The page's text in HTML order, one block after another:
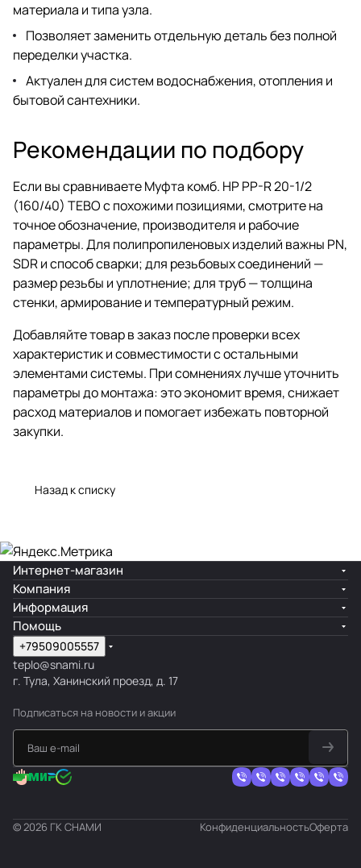
материала и типа узла.
Позволяет заменить отдельную деталь без полной
переделки участка.
Актуален для систем водоснабжения, отопления и
бытовой сантехники.
Рекомендации по подбору
Если вы сравниваете Муфта комб. НР PP-R 20-1/2
(160/40) TEBO с похожими позициями, смотрите на
точное обозначение, производителя и рабочие
параметры. Для полипропиленовых изделий важны PN,
SDR и способ сварки; для резьбовых соединений —
размер резьбы и уплотнение; для труб — толщина
стенки, армирование и температурный режим.
Добавляйте товар в заказ после проверки всех
характеристик и совместимости с остальными
элементами системы. При сомнениях лучше уточнить
параметры до монтажа: это экономит время, снижает
расход материалов и помогает избежать повторной
закупки.
Назад к списку
Интернет-магазин
Компания
Информация
Помощь
+79509005557
teplo@snami.ru
г. Тула, Ханинский проезд, д. 17
Подписаться на новости и акции
© 2026 ГК СНАМИ КонфиденциальностьОферта